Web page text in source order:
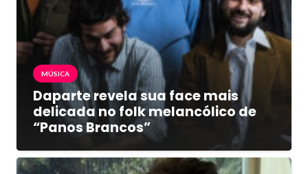
MÚSICA
Daparte revela sua face mais
delicada no folk melancólico de
“Panos Brancos”